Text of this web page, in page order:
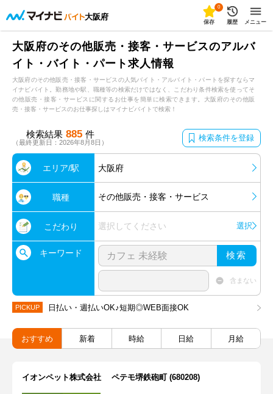
大阪府
0
保存 履歴 メニュー
大阪府のその他販売・接客・サービスのアルバ
イト・バイト・パート求人情報
大阪府のその他販売・接客・サービスの人気バイト・アルバイト・パートを探すならマ
イナビバイト。勤務地や駅、職種等の検索だけではなく、こだわり条件検索を使ってそ
の他販売・接客・サービスに関するお仕事を簡単に検索できます。大阪府のその他販
売・接客・サービスのお仕事探しはマイナビバイトで検索！
検索結果 885 件
（最終更新日：2026年8月8日） 検索条件を登録
エリア/駅 大阪府
職種 その他販売・接客・サービス
こだわり 選択してください 選択
キーワード 検索
含まない
PICKUP 日払い・週払いOK♪短期◎WEB面接OK
おすすめ 新着 時給 日給 月給
イオンペット株式会社 ペテモ堺鉄砲町 (680208)